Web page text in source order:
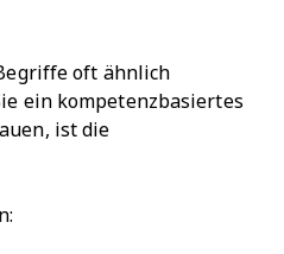
oft ähnlich
ein kompetenzbasiertes
ist die